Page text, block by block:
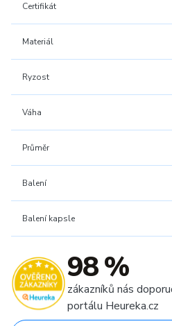
Certifikát
Materiál
Ryzost
Váha
Průměr
Balení
Balení kapsle
98 %
zákazníků nás
portálu Heureka.cz